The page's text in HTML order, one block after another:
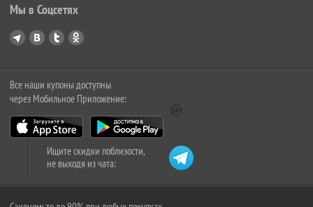
Мы в Соцсетях
Все наши купоны доступны
через Мобильное Приложение:
Ищите скидки поблизости,
не выходя из чата: